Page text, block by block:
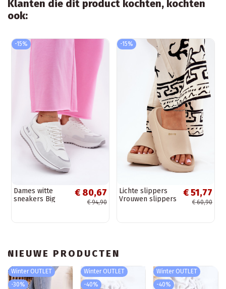
Klanten die dit product kochten, kochten
ook:
-15%
Dames witte
sneakers Big
€ 80,67
€ 94,90
-15%
Lichte slippers
Vrouwen slippers
€ 51,77
€ 60,90
NIEUWE PRODUCTEN
Winter OUTLET
-30%
Winter OUTLET
-40%
Winter OUTLET
-40%